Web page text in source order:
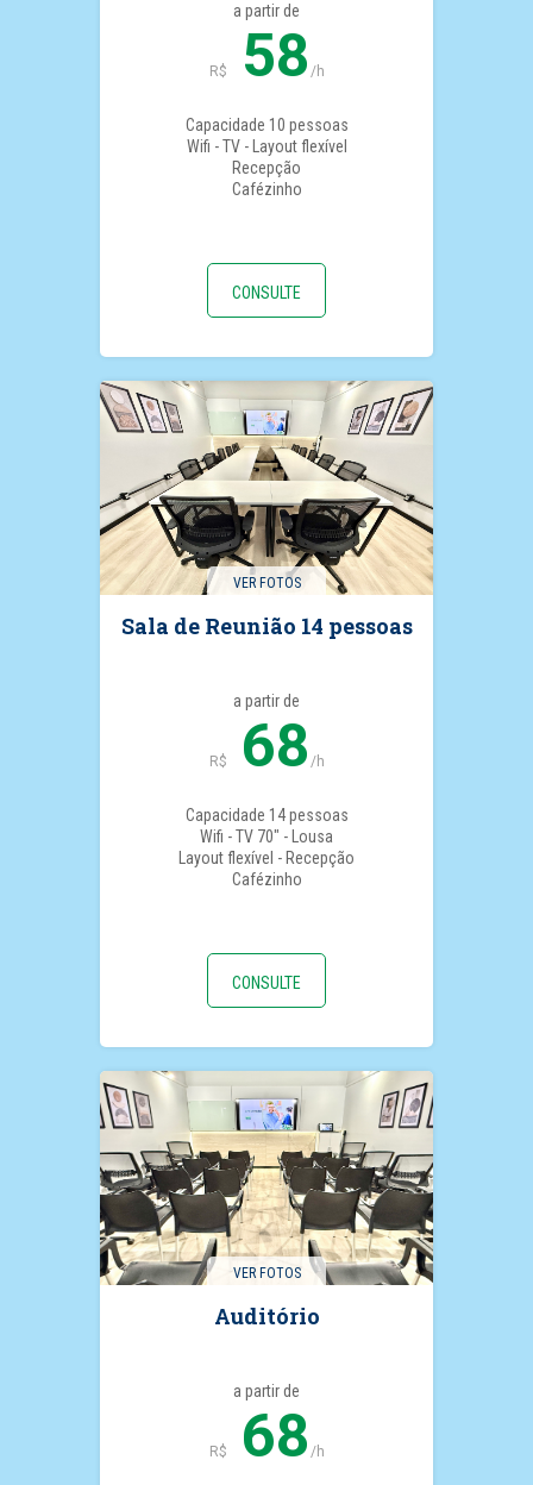
a partir de
R$ 58 /h
Capacidade 10 pessoas
Wifi - TV - Layout flexível
Recepção
Cafézinho
CONSULTE
VER FOTOS
Sala de Reunião 14 pessoas
a partir de
R$ 68 /h
Capacidade 14 pessoas
Wifi - TV 70" - Lousa
Layout flexível - Recepção
Cafézinho
CONSULTE
VER FOTOS
Auditório
a partir de
R$ 68 /h